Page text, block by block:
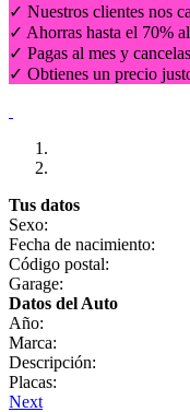
✓ Nuestros clientes nos
✓ Ahorras hasta el 70%
✓ Pagas al mes y
✓ Obtienes un precio
Tus datos
Sexo:
Fecha de nacimiento:
Código postal:
Garage:
Datos del Auto
Año:
Marca:
Descripción:
Placas:
Next